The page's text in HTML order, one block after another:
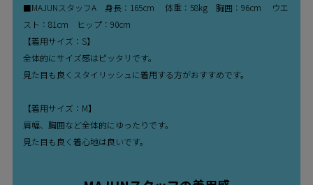
■MAJUNスタッフA 身長：165cm 体重：58kg 胸囲：96cm ウエ
スト：81cm ヒップ：90cm
【着用サイズ：S】
全体的にサイズ感はピッタリです。
見た目も良くスタイリッシュに着用する方がおすすめです。
【着用サイズ：M】
肩幅、胸囲など全体的にゆったりです。
見た目も良く着心地は良いです。